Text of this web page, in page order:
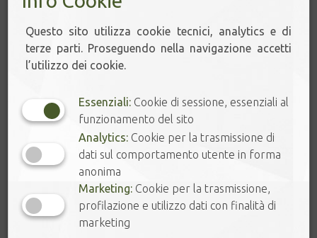
FOGLIE DI TÈ
Tè Bianco
Matcha dal Giappone
Tè Giallo
Tè Nero
Tè Viola - Purple Tea
Wild Tea Ancient Trees
HeiCha: Pu'er e Liu Bao
Questo sito utilizza cookie tecnici, analytics e di
terze parti. Proseguendo nella navigazione accetti
l’utilizzo dei cookie.
Essenziali: Cookie di sessione, essenziali al
funzionamento del sito
Analytics: Cookie per la trasmissione di
dati sul comportamento utente in forma
anonima
Marketing: Cookie per la trasmissione,
profilazione e utilizzo dati con finalità di
marketing